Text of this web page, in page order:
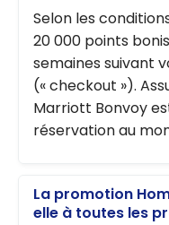
Selon les
20 000 points
semaines suivant
(« checkout »).
Marriott Bonvoy
réservation au
La promotion
elle à toutes les